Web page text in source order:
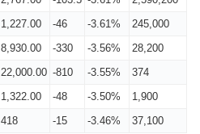
1,227.00 -46 -3.61%
245,000
8,930.00 -330 -3.56%
28,200
22,000.00 -810 -3.55%
374
1,322.00 -48 -3.50%
1,900
418 -15 -3.46% 37,100